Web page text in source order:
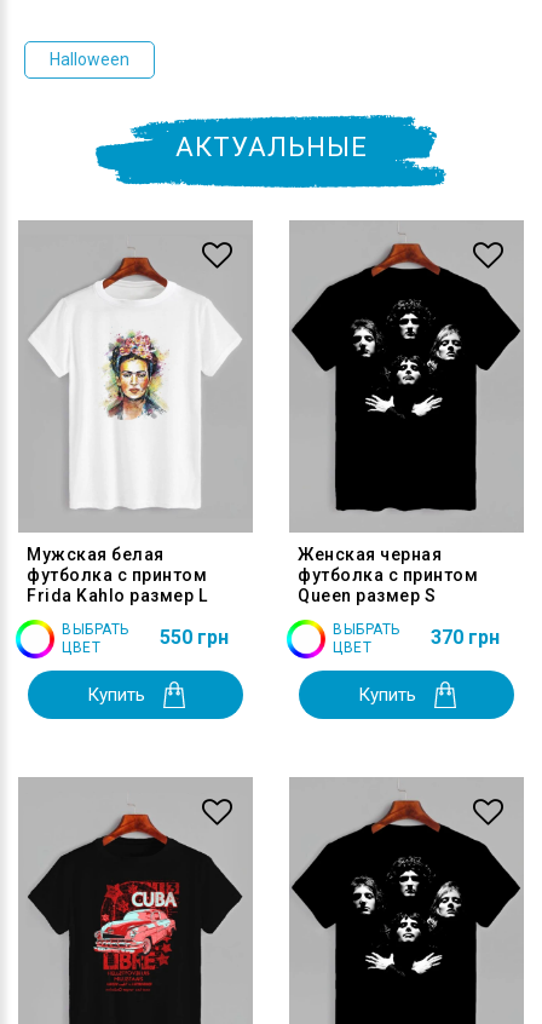
Halloween
АКТУАЛЬНЫЕ
Мужская белая
футболка с принтом
Frida Kahlo размер L
ВЫБРАТЬ
ЦВЕТ
550 грн
Купить
Женская черная
футболка с принтом
Queen размер S
ВЫБРАТЬ
ЦВЕТ
370 грн
Купить